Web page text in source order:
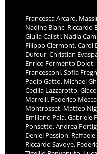
Francesca Arcaro,
Nadine Blanc,
Giulia Calisti, Nadia
Filippo Clermont, Carol
Dufour, Christian
Enrico Formento Dojot,
Francesconi, Sofia
Paolo Gatto, Michael
Cecilia Lazzarotto,
Marrelli, Federico
Montrosset, Matteo
Emiliano Pala, Gabriele
Ponsetto, Andrea
Deniel Pession,
Riccardo Savoye,